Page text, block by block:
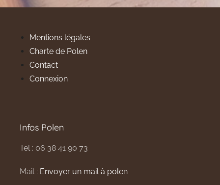
Mentions légales
Charte de Polen
Contact
Connexion
Infos Polen
Tel : 06 38 41 90 73
Mail : Envoyer un mail à polen